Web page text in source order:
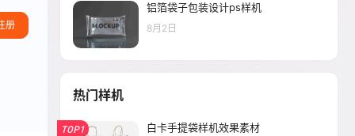
册
铝箔袋子包装设计ps样机
8月2日
热门样机
TOP1 白卡手提袋样机效果素材